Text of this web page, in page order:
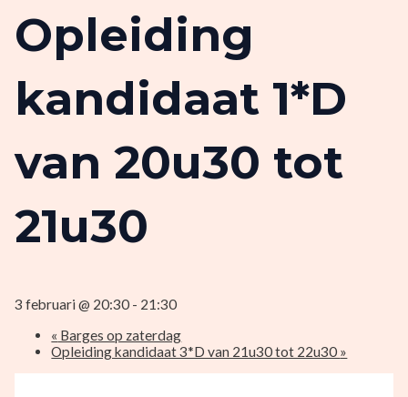
Opleiding
kandidaat 1*D
van 20u30 tot
21u30
3 februari @ 20:30 - 21:30
« Barges op zaterdag
Opleiding kandidaat 3*D van 21u30 tot 22u30 »